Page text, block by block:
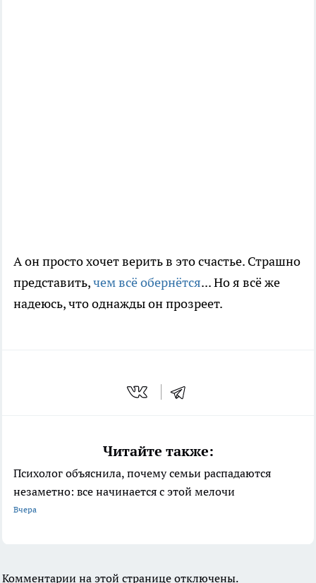
А он просто хочет верить в это счастье. Страшно
представить,чем всё обернётся... Но я всё же
надеюсь, что однажды он прозреет.
Читайте также:
Психолог объяснила, почему семьи распадаются
незаметно: все начинается с этой мелочи
Вчера
Комментарии на этой странице отключены.